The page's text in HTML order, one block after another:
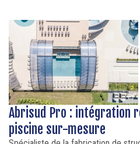
Abrisud Pro : intégration
piscine sur-mesure